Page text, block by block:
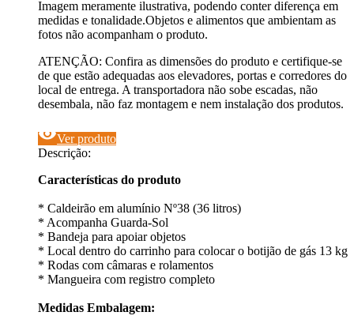
Imagem meramente ilustrativa, podendo conter diferença em
medidas e tonalidade.Objetos e alimentos que ambientam as
fotos não acompanham o produto.
ATENÇÃO: Confira as dimensões do produto e certifique-se
de que estão adequadas aos elevadores, portas e corredores do
local de entrega. A transportadora não sobe escadas, não
desembala, não faz montagem e nem instalação dos produtos.
visibilityVer produto
Descrição:
Características do produto
* Caldeirão em alumínio Nº38 (36 litros)
* Acompanha Guarda-Sol
* Bandeja para apoiar objetos
* Local dentro do carrinho para colocar o botijão de gás 13 kg
* Rodas com câmaras e rolamentos
* Mangueira com registro completo
Medidas Embalagem: